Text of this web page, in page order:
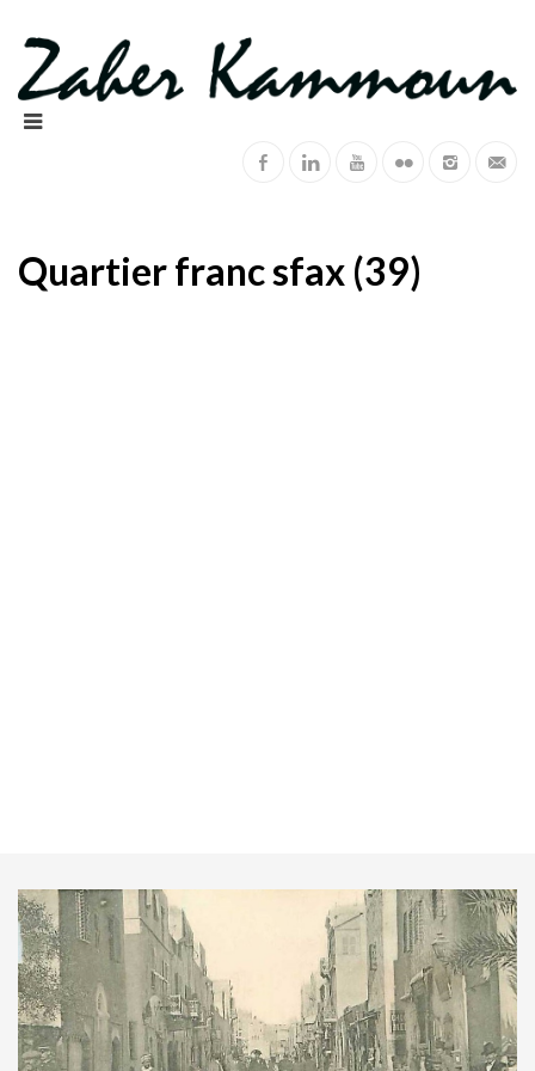
Quartier franc sfax (39)